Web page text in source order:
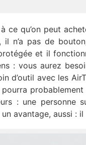
ce qu’on peut
n’a pas de
et il
: vous aurez
d’outil avec les
: une personne
avantage, aussi :